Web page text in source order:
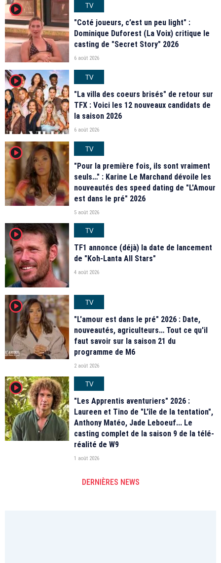
player2
TV
"Coté joueurs, c’est un peu light" :
Dominique Duforest (La Voix) critique le
casting de "Secret Story" 2026
6 août 2026
player2
TV
"La villa des coeurs brisés" de retour sur
TFX : Voici les 12 nouveaux candidats de
la saison 2026
6 août 2026
player2
TV
"Pour la première fois, ils sont vraiment
seuls…" : Karine Le Marchand dévoile les
nouveautés des speed dating de "L'Amour
est dans le pré" 2026
5 août 2026
player2
TV
TF1 annonce (déjà) la date de lancement
de "Koh-Lanta All Stars"
4 août 2026
player2
TV
"L'amour est dans le pré" 2026 : Date,
nouveautés, agriculteurs… Tout ce qu'il
faut savoir sur la saison 21 du
programme de M6
2 août 2026
player2
TV
"Les Apprentis aventuriers" 2026 :
Laureen et Tino de "L'île de la tentation",
Anthony Matéo, Jade Leboeuf... Le
casting complet de la saison 9 de la télé-
réalité de W9
1 août 2026
DERNIÈRES NEWS